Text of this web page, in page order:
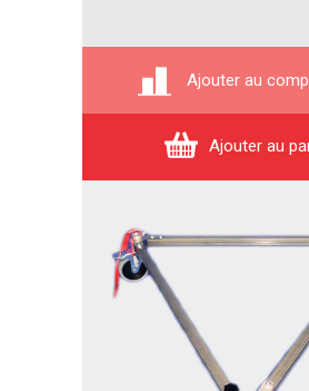
Ajouter au
Ajouter au